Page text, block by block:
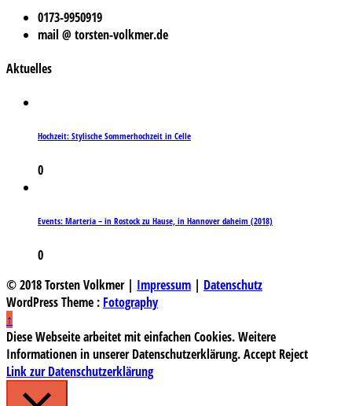
0173-9950919
mail @ torsten-volkmer.de
Aktuelles
Hochzeit: Stylische Sommerhochzeit in Celle
0
Events: Marteria – in Rostock zu Hause, in Hannover daheim (2018)
0
© 2018 Torsten Volkmer | Impressum | Datenschutz
WordPress Theme : Fotography
↑
Diese Webseite arbeitet mit einfachen Cookies. Weitere
Informationen in unserer Datenschutzerklärung.Accept Reject
Link zur Datenschutzerklärung